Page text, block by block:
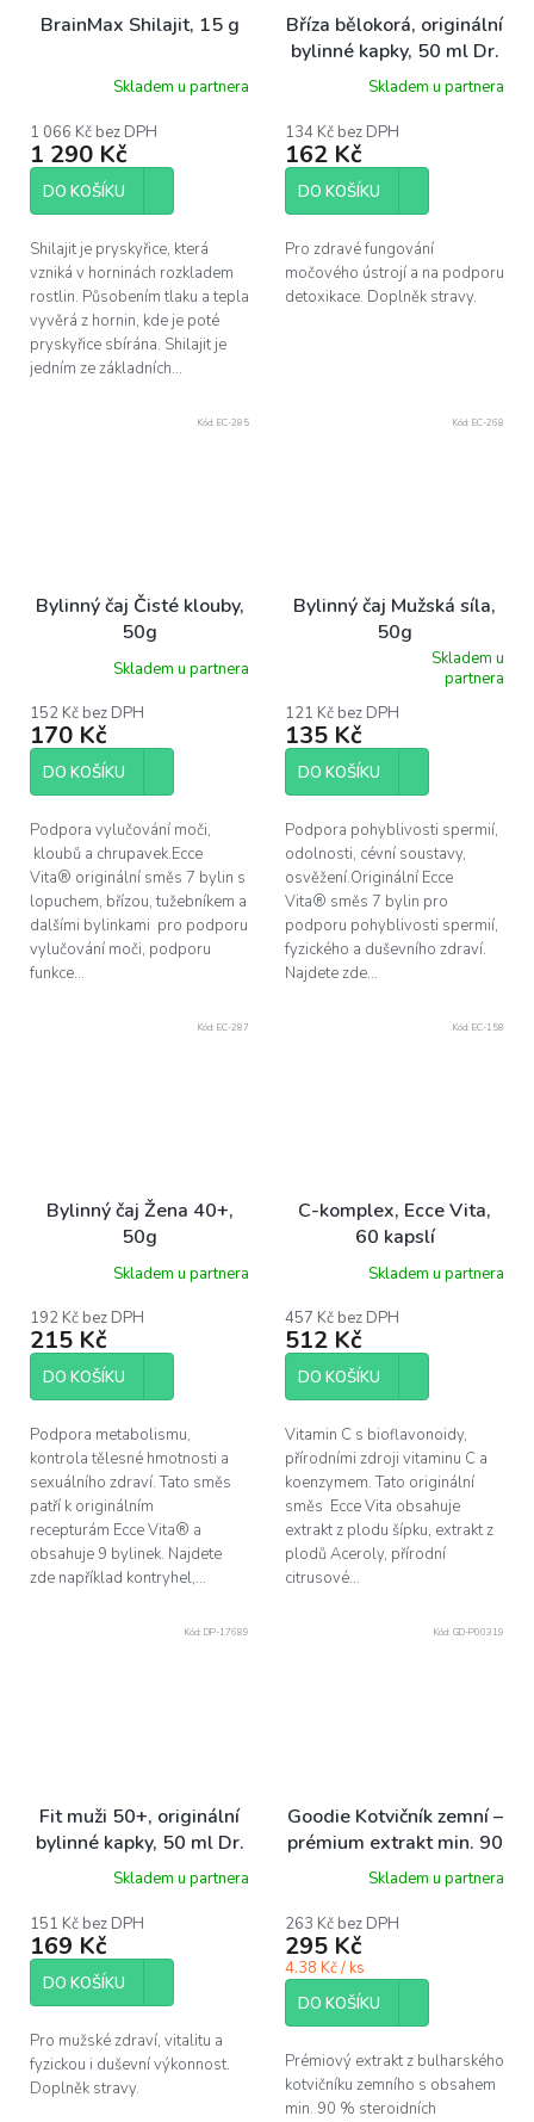
BrainMax Shilajit, 15 g
Skladem u partnera
1 066 Kč bez DPH
1 290 Kč
DO KOŠÍKU
Shilajit je pryskyřice, která
vzniká v horninách rozkladem
rostlin. Působením tlaku a tepla
vyvěrá z hornin, kde je poté
pryskyřice sbírána. Shilajit je
jedním ze základních...
Bříza bělokorá, originální
bylinné kapky, 50 ml Dr.
Popov
Skladem u partnera
134 Kč bez DPH
162 Kč
DO KOŠÍKU
Pro zdravé fungování
močového ústrojí a na podporu
detoxikace. Doplněk stravy.
Bylinný čaj Čisté klouby,
50g
Skladem u partnera
152 Kč bez DPH
170 Kč
DO KOŠÍKU
Podpora vylučování moči,
kloubů a chrupavek.Ecce
Vita® originální směs 7 bylin s
lopuchem, břízou, tužebníkem a
dalšími bylinkami pro podporu
vylučování moči, podporu
funkce...
Kód: EC-285
Bylinný čaj Mužská síla,
50g
produktu
je
5,0
5
Skladem u
partnera
121 Kč bez DPH
135 Kč
DO KOŠÍKU
Podpora pohyblivosti spermií,
odolnosti, cévní soustavy,
osvěžení.Originální Ecce
Vita® směs 7 bylin pro
podporu pohyblivosti spermií,
fyzického a duševního zdraví.
Najdete zde...
Kód: EC-268
Bylinný čaj Žena 40+,
50g
Skladem u partnera
192 Kč bez DPH
215 Kč
DO KOŠÍKU
Podpora metabolismu,
kontrola tělesné hmotnosti a
sexuálního zdraví. Tato směs
patří k originálním
recepturám Ecce Vita® a
obsahuje 9 bylinek. Najdete
zde například kontryhel,...
Kód: EC-287
C-komplex, Ecce Vita,
60 kapslí
Skladem u partnera
457 Kč bez DPH
512 Kč
DO KOŠÍKU
Vitamin C s bioflavonoidy,
přírodními zdroji vitaminu C a
koenzymem. Tato originální
směs Ecce Vita obsahuje
extrakt z plodu šípku, extrakt z
plodů Aceroly, přírodní
citrusové...
Kód: EC-158
Fit muži 50+, originální
bylinné kapky, 50 ml Dr.
Popov
Skladem u partnera
151 Kč bez DPH
169 Kč
DO KOŠÍKU
Pro mužské zdraví, vitalitu a
fyzickou i duševní výkonnost.
Doplněk stravy.
Kód: DP-17689
Goodie Kotvičník zemní –
prémium extrakt min. 90
% saponins, 60 ks
Skladem u partnera
263 Kč bez DPH
295 Kč
4.38 Kč / ks
DO KOŠÍKU
Prémiový extrakt z bulharského
kotvičníku zemního s obsahem
min. 90 % steroidních
Kód: GD-P00319